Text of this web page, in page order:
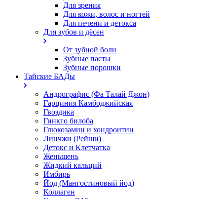
Для зрения
Для кожи, волос и ногтей
Для печени и детокса
Для зубов и дёсен
От зубной боли
Зубные пасты
Зубные порошки
Тайские БАДы
Андрографис (Фа Талай Джон)
Гарциния Камбоджийская
Гвоздика
Гинкго билоба
Глюкозамин и хондроитин
Линчжи (Рейши)
Детокс и Клетчатка
Женьшень
Жидкий кальций
Имбирь
Йод (Мангостиновый йод)
Коллаген